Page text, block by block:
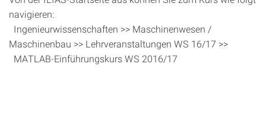
navigieren:
Ingenieurwissenschaften >> Maschinenwesen /
Maschinenbau >> Lehrveranstaltungen WS 16/17 >>
MATLAB-Einführungskurs WS 2016/17